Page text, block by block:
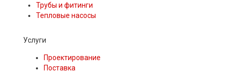
Трубы и фитинги
Тепловые насосы
Услуги
Проектирование
Поставка